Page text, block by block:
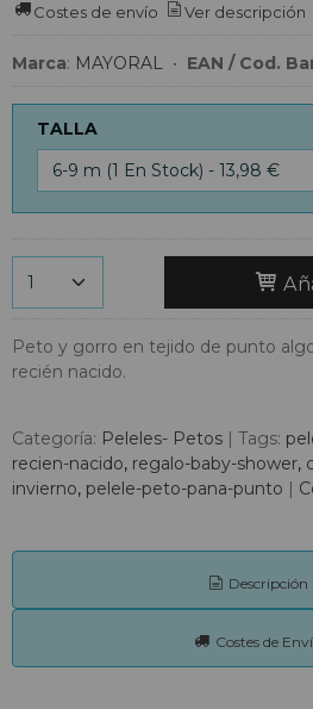
Costes de envío Ver descripción
Marca: MAYORAL • EAN / Cod.
TALLA
Peto y gorro en tejido de punto
recién nacido.
Categoría: Peleles- Petos Tags:
recien-nacido regalo-baby-shower
invierno pelele-peto-pana-punto
Descripción
Costes de